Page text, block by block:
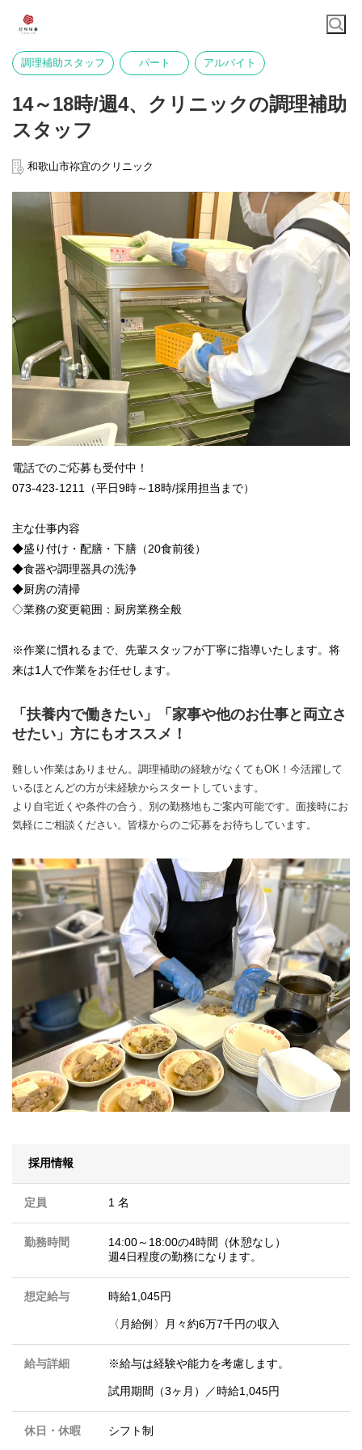
調理補助スタッフ パート アルバイト
14～18時/週4、クリニックの調理補助
スタッフ
和歌山市祢宜のクリニック
電話でのご応募も受付中！
073-423-1211（平日9時～18時/採用担当まで）
主な仕事内容
◆盛り付け・配膳・下膳（20食前後）
◆食器や調理器具の洗浄
◆厨房の清掃
◇業務の変更範囲：厨房業務全般
※作業に慣れるまで、先輩スタッフが丁寧に指導いたします。将
来は1人で作業をお任せします。
「扶養内で働きたい」「家事や他のお仕事と両立さ
せたい」方にもオススメ！
難しい作業はありません。調理補助の経験がなくてもOK！今活躍して
いるほとんどの方が未経験からスタートしています。
より自宅近くや条件の合う、別の勤務地もご案内可能です。面接時にお
気軽にご相談ください。皆様からのご応募をお待ちしています。
採用情報
定員 1 名
勤務時間
14:00～18:00の4時間（休憩なし）
週4日程度の勤務になります。
想定給与 時給1,045円
〈月給例〉月々約6万7千円の収入
給与詳細 ※給与は経験や能力を考慮します。
試用期間（3ヶ月）／時給1,045円
休日・休暇 シフト制